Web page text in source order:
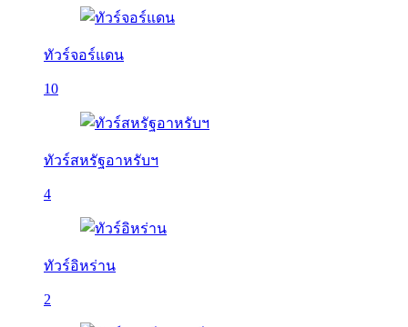
ทัวร์จอร์แดน
10
ทัวร์สหรัฐอาหรับฯ
4
ทัวร์อิหร่าน
2